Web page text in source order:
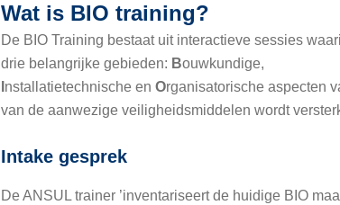
Wat is BIO training?
De BIO Training bestaat uit interactieve sessies
drie belangrijke gebieden: Bouwkundige,
nstallatietechnische en Organisatorische aspecten
van de aanwezige veiligheidsmiddelen wordt
Intake gesprek
De ANSUL trainer ’inventariseert de huidige BIO